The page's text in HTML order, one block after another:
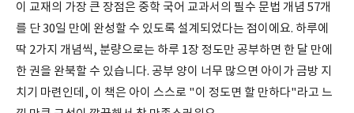
이 교재의 가장 큰 장점은 중학 국어 교과서의 필수 문법 개념 57개
를 단 30일 만에 완성할 수 있도록 설계되었다는 점이에요. 하루에
딱 2가지 개념씩, 분량으로는 하루 1장 정도만 공부하면 한 달 만에
한 권을 완북할 수 있습니다. 공부 양이 너무 많으면 아이가 금방 지
치기 마련인데, 이 책은 아이 스스로 "이 정도면 할 만하다"라고 느